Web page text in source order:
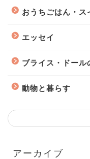
おうちごはん・ス
エッセイ
ブライス・ドール
動物と暮らす
アーカイブ